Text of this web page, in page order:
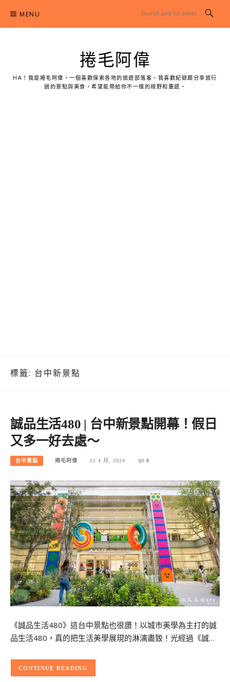
content
MENU
捲毛阿偉
HA！我是捲毛阿偉，一個喜歡探索各地的旅遊部落客。我喜歡紀錄跟分享旅行
過的景點與美食，希望能帶給你不一樣的視野和靈感。
標籤: 台中新景點
誠品生活480 | 台中新景點開幕！假日
又多一好去處～
台中景點 捲毛阿偉 11 4 月, 2024 0
《誠品生活480》這台中景點也很讚！以城市美學為主打的誠
品生活480，真的把生活美學展現的淋漓盡致！光經過《誠…
CONTINUE READING